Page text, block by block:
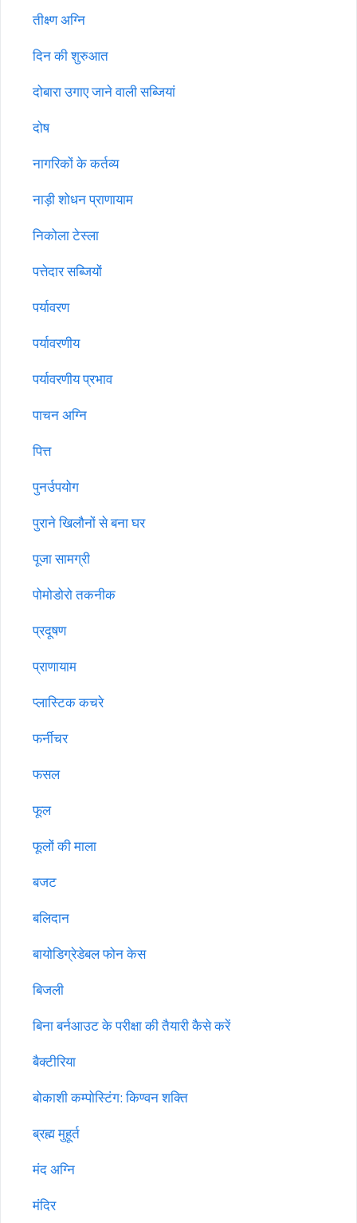
तीक्ष्ण अग्नि
दिन की शुरुआत
दोबारा उगाए जाने वाली सब्जियां
दोष
नागरिकों के कर्तव्य
नाड़ी शोधन प्राणायाम
निकोला टेस्ला
पत्तेदार सब्जियों
पर्यावरण
पर्यावरणीय
पर्यावरणीय प्रभाव
पाचन अग्नि
पित्त
पुनर्उपयोग
पुराने खिलौनों से बना घर
पूजा सामग्री
पोमोडोरो तकनीक
प्रदूषण
प्राणायाम
प्लास्टिक कचरे
फर्नीचर
फसल
फूल
फूलों की माला
बजट
बलिदान
बायोडिग्रेडेबल फोन केस
बिजली
बिना बर्नआउट के परीक्षा की तैयारी कैसे करें
बैक्टीरिया
बोकाशी कम्पोस्टिंग: किण्वन शक्ति
ब्रह्म मुहूर्त
मंद अग्नि
मंदिर